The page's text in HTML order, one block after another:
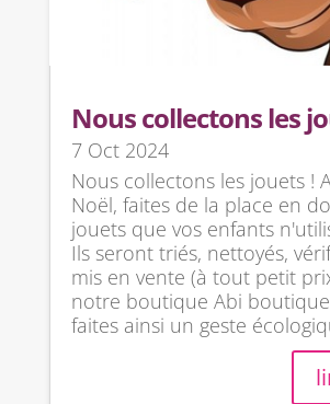
Nous collectons les
7 Oct 2024
Nous collectons les jouets !
Noël, faites de la place en
jouets que vos enfants
Ils seront triés, nettoyés,
mis en vente (à tout petit
notre boutique Abi
faites ainsi un geste